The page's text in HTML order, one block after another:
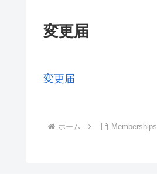
変更届
変更届
ホーム Memberships